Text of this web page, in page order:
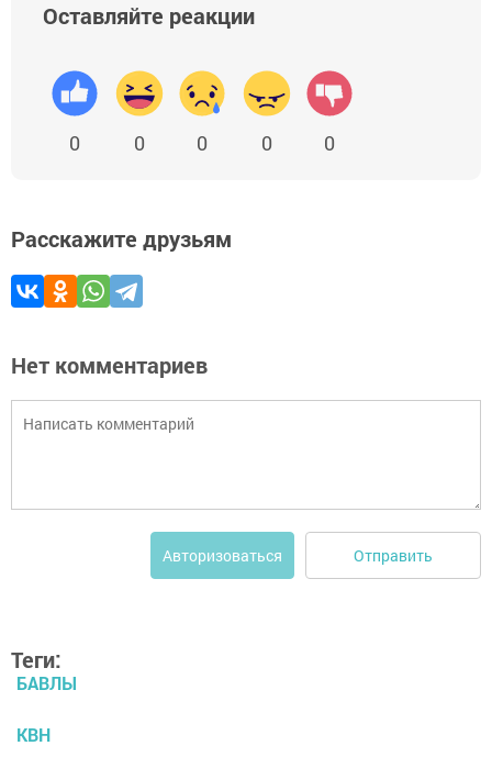
Оставляйте реакции
0 0 0 0 0
Расскажите друзьям
Нет комментариев
Авторизоваться Отправить
Теги:
БАВЛЫ
КВН